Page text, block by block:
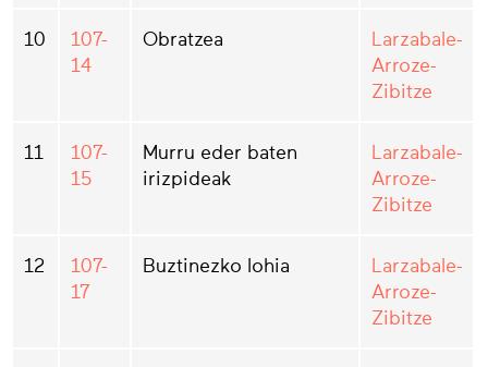
10
107-
14
Obratzea
Larzabale-
Arroze-
Zibitze
11
107-
15
Murru eder baten
irizpideak
Larzabale-
Arroze-
Zibitze
12
107-
17
Buztinezko lohia
Larzabale-
Arroze-
Zibitze